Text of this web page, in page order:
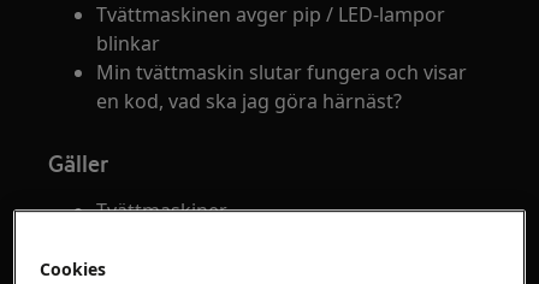
Tvättmaskinen avger pip / LED-lampor
blinkar
Min tvättmaskin slutar fungera och visar
en kod, vad ska jag göra härnäst?
Gäller
Tvättmaskiner
Cookies